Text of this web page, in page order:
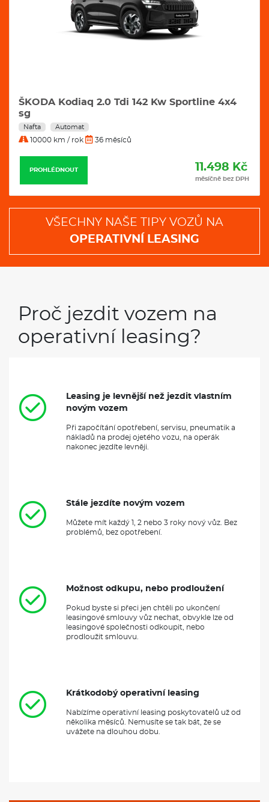
ŠKODA Kodiaq 2.0 Tdi 142 Kw Sportline 4x4
sg
Nafta Automat
10000 km / rok 36 měsíců
PROHLÉDNOUT 11.498 Kč
měsíčně bez DPH
VŠECHNY NAŠE TIPY VOZŮ NA
OPERATIVNÍ LEASING
Proč jezdit vozem na
operativní leasing?
Leasing je levnější než jezdit vlastním
novým vozem
Při započítání opotřebení, servisu, pneumatik a
nákladů na prodej ojetého vozu, na operák
nakonec jezdíte levněji.
Stále jezdíte novým vozem
Můžete mít každý 1, 2 nebo 3 roky nový vůz. Bez
problémů, bez opotřebení.
Možnost odkupu, nebo prodloužení
Pokud byste si přeci jen chtěli po ukončení
leasingové smlouvy vůz nechat, obvykle lze od
leasingové společnosti odkoupit, nebo
prodloužit smlouvu.
Krátkodobý operativní leasing
Nabízíme operativní leasing poskytovatelů už od
několika měsíců. Nemusíte se tak bát, že se
uvážete na dlouhou dobu.